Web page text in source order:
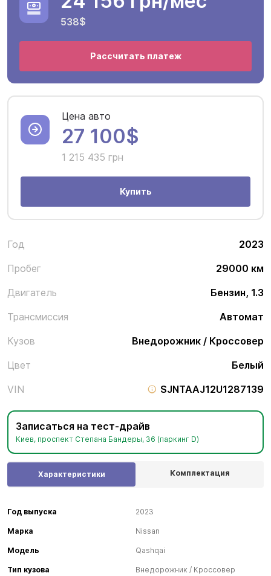
Год
2023
Пробег
29000 км
Двигатель
Бензин, 1.3
Трансмиссия
Автомат
Кузов
Внедорожник / Кроссовер
Цвет
Белый
VIN
SJNTAAJ12U1287139
Записаться на тест-драйв
Киев, проспект Степана Бандеры, 36 (паркинг D)
538$
Рассчитать платеж
Цена авто
27 100$
1 215 435 грн
Купить
Характеристики Комплектация
Год выпуска 2023
Марка Nissan
Модель Qashqai
Тип кузова Внедорожник / Кроссовер